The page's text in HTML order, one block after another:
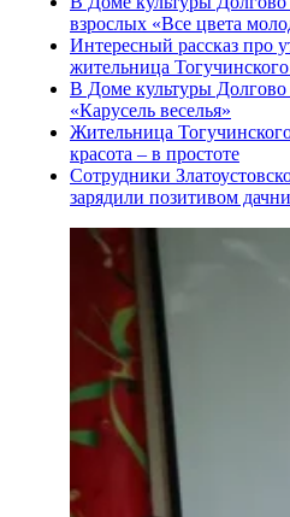
взрослых «Все цвета
Интересный рассказ про
жительница
В Доме культуры
«Карусель веселья»
Жительница
красота – в простоте
Сотрудники
зарядили позитивом